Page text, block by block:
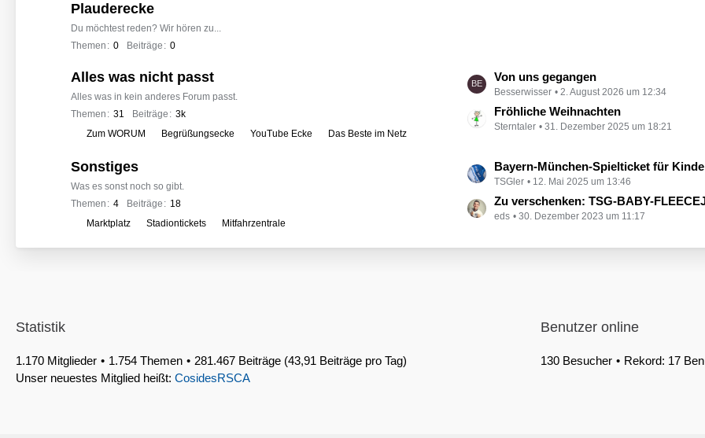
t
ä
Plauderecke
Du möchtest reden? Wir hören zu...
Themen
0 Beiträge 0
Alles was nicht passt
Alles was in kein anderes Forum passt.
Themen
31 Beiträge 3k
L
e
z
e
B
e
i
r
Von uns gegangen
Besserwisser 2. August 2026 um 12:34
Fröhliche Weihnachten
Sterntaler 31. Dezember 2025 um 18:21
t
e
r
Zum WORUM Begrüßungsecke YouTube Ecke Das Beste im Netz
Sonstiges
Was es sonst noch so gibt.
Themen
4 Beiträge 18
L
e
t
z
Bayern-München-Spielticket für
TSGler 12. Mai 2025 um 13:46
Zu verschenken: TSG-BABY-FLEECEJACKE in
eds 30. Dezember 2023 um 11:17
e
n
Marktplatz Stadiontickets Mitfahrzentrale
Statistik
1.170 Mitglieder 1.754 Themen
281.467 Beiträge (43,91 Beiträge pro Tag)
Unser neuestes Mitglied heißt: CosidesRSCA
Benutzer online
130 Besucher Rekord: 17